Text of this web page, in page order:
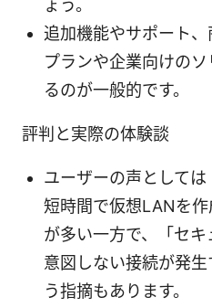
ょう。
追加機能やサポート
プランや企業向けの
るのが一般的です。
評判と実際の体験談
ユーザーの声としては
短時間で仮想LANを
が多い一方で、「セ
意図しない接続が発
う指摘もあります。